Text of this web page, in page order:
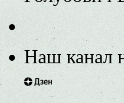
Наш канал